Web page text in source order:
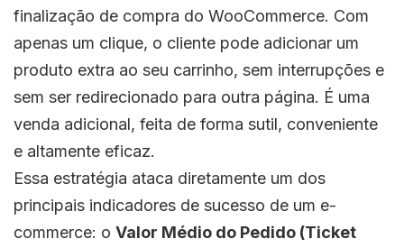
finalização de compra do WooCommerce. Com
apenas um clique, o cliente pode adicionar um
produto extra ao seu carrinho, sem interrupções e
sem ser redirecionado para outra página. É uma
venda adicional, feita de forma sutil, conveniente
e altamente eficaz.
Essa estratégia ataca diretamente um dos
principais indicadores de sucesso de um e-
commerce: o Valor Médio do Pedido (Ticket